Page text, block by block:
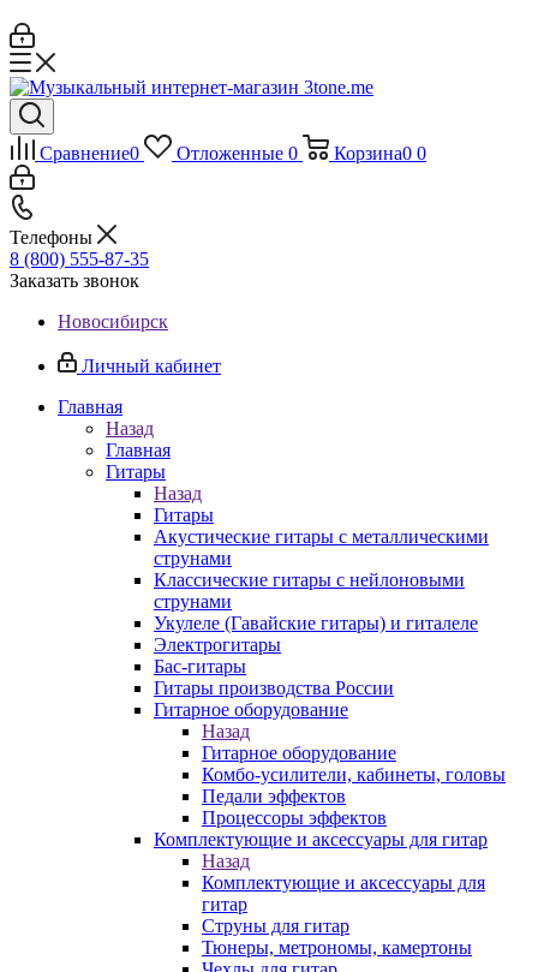
Сравнение0 Отложенные 0 Корзина0 0
Телефоны
8 (800) 555-87-35
Заказать звонок
Новосибирск
Личный кабинет
Главная
Назад
Главная
Гитары
Назад
Гитары
Акустические гитары с металлическими
струнами
Классические гитары с нейлоновыми
струнами
Укулеле (Гавайские гитары) и гиталеле
Электрогитары
Бас-гитары
Гитары производства России
Гитарное оборудование
Назад
Гитарное оборудование
Комбо-усилители, кабинеты, головы
Педали эффектов
Процессоры эффектов
Комплектующие и аксессуары для гитар
Назад
Комплектующие и аксессуары для
гитар
Струны для гитар
Тюнеры, метрономы, камертоны